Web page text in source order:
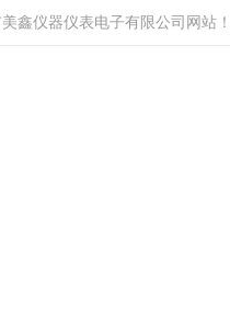
鑫仪器仪表电子有限公司网站